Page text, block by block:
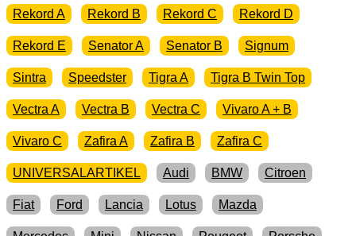
Rekord A Rekord B Rekord C Rekord D
Rekord E Senator A Senator B Signum
Sintra Speedster Tigra A Tigra B Twin Top
Vectra A Vectra B Vectra C Vivaro A + B
Vivaro C Zafira A Zafira B Zafira C
UNIVERSALARTIKEL Audi BMW Citroen
Fiat Ford Lancia Lotus Mazda